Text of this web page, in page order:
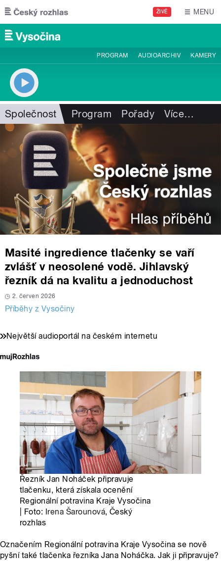
Přejít k hlavnímu obsahu
ŽIVĚ MENU
PROGRAM AUDIOARCHIV KAMERY
Společnost Program Pořady Více…
Masité ingredience tlačenky se vaří
zvlášť v neosolené vodě. Jihlavský
řezník dá na kvalitu a jednoduchost
2. červen 2026
Příběhy z Vysočiny
Největší audioportál na českém internetu
Řezník Jan Noháček připravuje
tlačenku, která získala ocenění
Regionální potravina Kraje Vysočina
| Foto: Irena Šarounová, Český
rozhlas
Označením Regionální potravina Kraje Vysočina se nově
pyšní také tlačenka řezníka Jana Noháčka. Jak ji připravuje?